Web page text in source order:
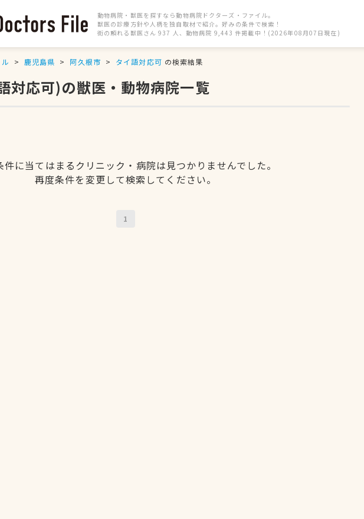
動物病院・獣医を探すなら動物病院ドクターズ・ファイル。
獣医の診療方針や人柄を独自取材で紹介。好みの条件で検索！
街の頼れる獣医さん 937 人、動物病院 9,443 件掲載中！(2026年08月07日現在)
鹿児島県 阿久根市 タイ語対応可 の検索結果
対応可)の獣医・動物病院一覧
件に当てはまるクリニック・病院は見つかりませんでした。
再度条件を変更して検索してください。
1